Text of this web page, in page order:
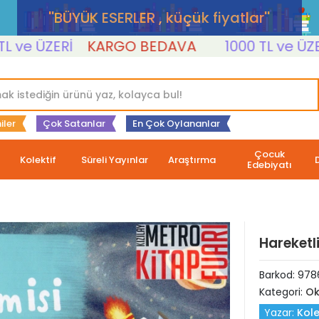
''BÜYÜK ESERLER , küçük fiyatlar''
KARGO BEDAVA 1000 TL ve ÜZERİ
Çok Satanlar En Çok Oylananlar
Kolektif Süreli Yayınlar Araştırma Çocuk
Edebiyatı
Barkod:
Kategori:
Yazar: